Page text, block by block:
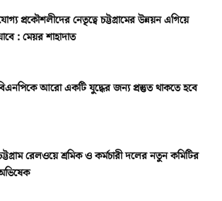
প্রকৌশলীদের নেতৃত্বে চট্টগ্রামের উন্নয়ন এগিয়ে
: মেয়র শাহাদাত
আরো একটি যুদ্ধের জন্য প্রস্তুত থাকতে হবে
রেলওয়ে শ্রমিক ও কর্মচারী দলের নতুন কমিটির